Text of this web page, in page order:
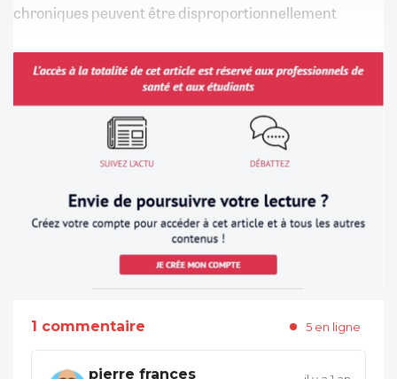
chroniques peuvent être disproportionnellement
1 commentaire 5 en ligne
pierre frances